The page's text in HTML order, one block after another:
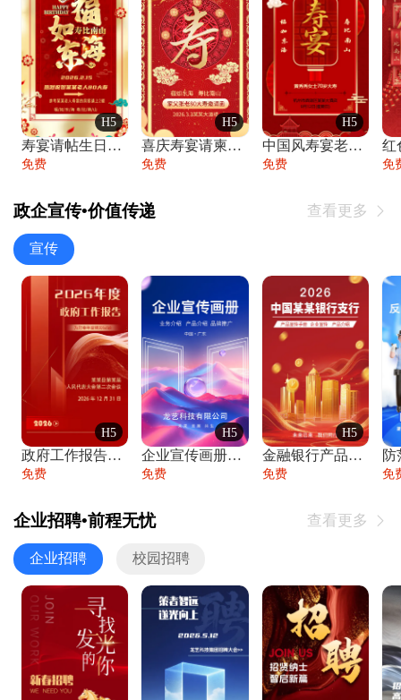
H5
寿宴请帖生日宴邀请函老人寿星生日快乐祝寿
免费
H5
喜庆寿宴请柬老人生日宴会邀请函请柬过大寿
免费
H5
中国风寿宴老人生日宴会邀请函寿宴请帖请柬
免费 免
政企宣传•价值传递 查看更多 
宣传
H5
政府工作报告政府年终工作总结
免费
H5
企业宣传画册公司简介产品介绍业务宣传手册
免费
H5
金融银行产品宣传手册企业宣传产品介绍
免费
防
免
企业招聘•前程无忧 查看更多 
企业招聘 校园招聘